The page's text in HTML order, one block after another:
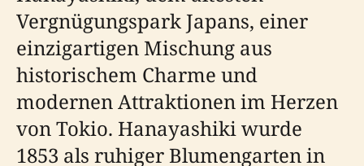
Vergnügungspark Japans, einer
einzigartigen Mischung aus
historischem Charme und
modernen Attraktionen im Herzen
von Tokio. Hanayashiki wurde
1853 als ruhiger Blumengarten in